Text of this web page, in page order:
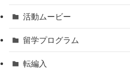
活動ムービー
留学プログラム
転編入